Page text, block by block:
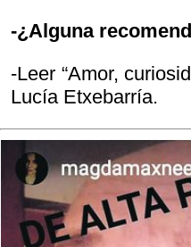
-¿Alguna
-Leer “Amor,
Lucía Etxebarría.